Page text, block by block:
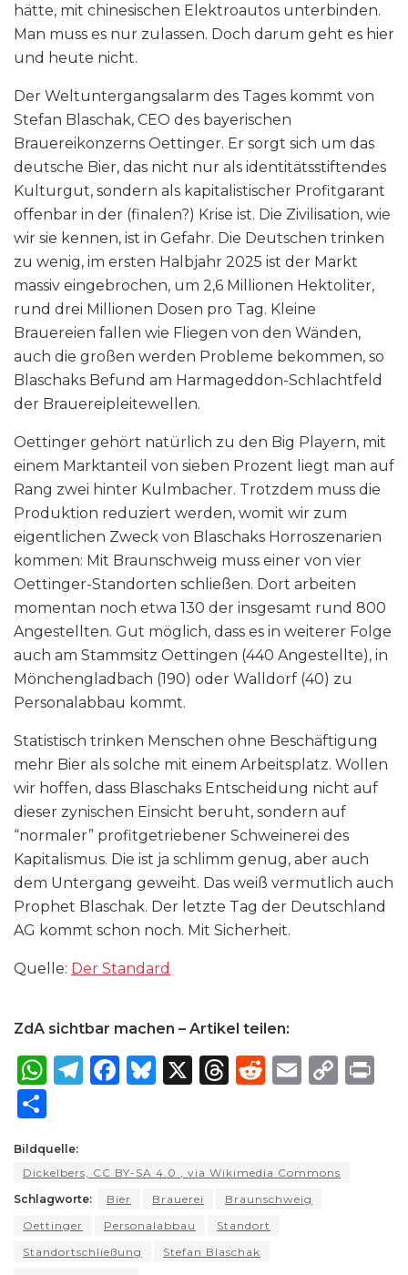
hätte, mit chinesischen Elektroautos unterbinden.
Man muss es nur zulassen. Doch darum geht es hier
und heute nicht.
Der Weltuntergangsalarm des Tages kommt von
Stefan Blaschak, CEO des bayerischen
Brauereikonzerns Oettinger. Er sorgt sich um das
deutsche Bier, das nicht nur als identitätsstiftendes
Kulturgut, sondern als kapitalistischer Profitgarant
offenbar in der (finalen?) Krise ist. Die Zivilisation, wie
wir sie kennen, ist in Gefahr. Die Deutschen trinken
zu wenig, im ersten Halbjahr 2025 ist der Markt
massiv eingebrochen, um 2,6 Millionen Hektoliter,
rund drei Millionen Dosen pro Tag. Kleine
Brauereien fallen wie Fliegen von den Wänden,
auch die großen werden Probleme bekommen, so
Blaschaks Befund am Harmageddon-Schlachtfeld
der Brauereipleitewellen.
Oettinger gehört natürlich zu den Big Playern, mit
einem Marktanteil von sieben Prozent liegt man auf
Rang zwei hinter Kulmbacher. Trotzdem muss die
Produktion reduziert werden, womit wir zum
eigentlichen Zweck von Blaschaks Horroszenarien
kommen: Mit Braunschweig muss einer von vier
Oettinger-Standorten schließen. Dort arbeiten
momentan noch etwa 130 der insgesamt rund 800
Angestellten. Gut möglich, dass es in weiterer Folge
auch am Stammsitz Oettingen (440 Angestellte), in
Mönchengladbach (190) oder Walldorf (40) zu
Personalabbau kommt.
Statistisch trinken Menschen ohne Beschäftigung
mehr Bier als solche mit einem Arbeitsplatz. Wollen
wir hoffen, dass Blaschaks Entscheidung nicht auf
dieser zynischen Einsicht beruht, sondern auf
“normaler” profitgetriebener Schweinerei des
Kapitalismus. Die ist ja schlimm genug, aber auch
dem Untergang geweiht. Das weiß vermutlich auch
Prophet Blaschak. Der letzte Tag der Deutschland
AG kommt schon noch. Mit Sicherheit.
Quelle: Der Standard
ZdA sichtbar machen – Artikel teilen:
W
ts
A
p
p
T
ra
m
F
b
o
o
B
k
y
X
T
d
s
R
t
E
C
Li
ar
e
Bildquelle:
Dickelbers, CC BY-SA 4.0
, via Wikimedia Commons
Schlagworte:
Bier Brauerei
Braunschweig
Oettinger
Personalabbau
Standort
Standortschließung
Stefan Blaschak